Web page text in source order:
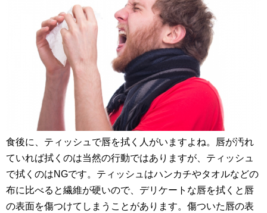
食後に、ティッシュで唇を拭く人がいますよね。唇が汚れ
ていれば拭くのは当然の行動ではありますが、ティッシュ
で拭くのはNGです。ティッシュはハンカチやタオルなどの
布に比べると繊維が硬いので、デリケートな唇を拭くと唇
の表面を傷つけてしまうことがあります。傷ついた唇の表